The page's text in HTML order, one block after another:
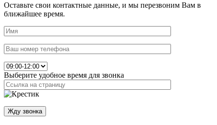
Оставьте свои контактные данные, и мы перезвоним Вам в
ближайшее время.
Выберите удобное время для звонка